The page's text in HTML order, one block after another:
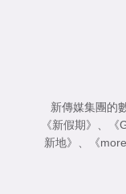
新傳媒集團的
《新假期》
《
新地》
《more